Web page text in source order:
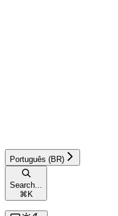
Português (BR)
Search...
⌘ K